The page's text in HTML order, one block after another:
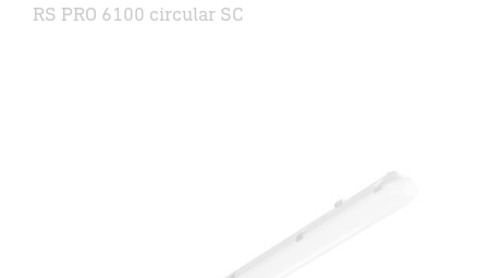
RS PRO 6100 circular SC